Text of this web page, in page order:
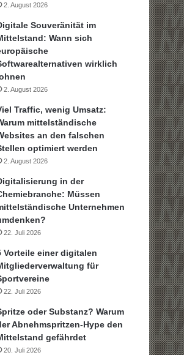
2. August 2026
Souveränität im
Wann sich
wirklich
2. August 2026
Traffic, wenig Umsatz:
mittelständische
an den falschen
optimiert werden
2. August 2026
in der
Müssen
Unternehmen
22. Juli 2026
Vorteile einer digitalen
für
22. Juli 2026
oder Substanz? Warum
Abnehmspritzen-Hype den
gefährdet
20. Juli 2026